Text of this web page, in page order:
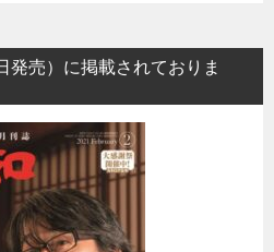
発売）に掲載されておりま